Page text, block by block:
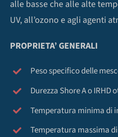
alle basse che alle alte
UV, all’ozono e agli agenti
PROPRIETA’ GENERALI
Peso specifico delle
Durezza Shore A o IRHD
Temperatura minima di
Temperatura massima di